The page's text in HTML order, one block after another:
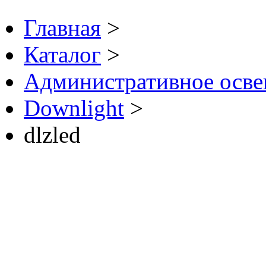
Главная >
Каталог >
Административное
Downlight >
dlzled